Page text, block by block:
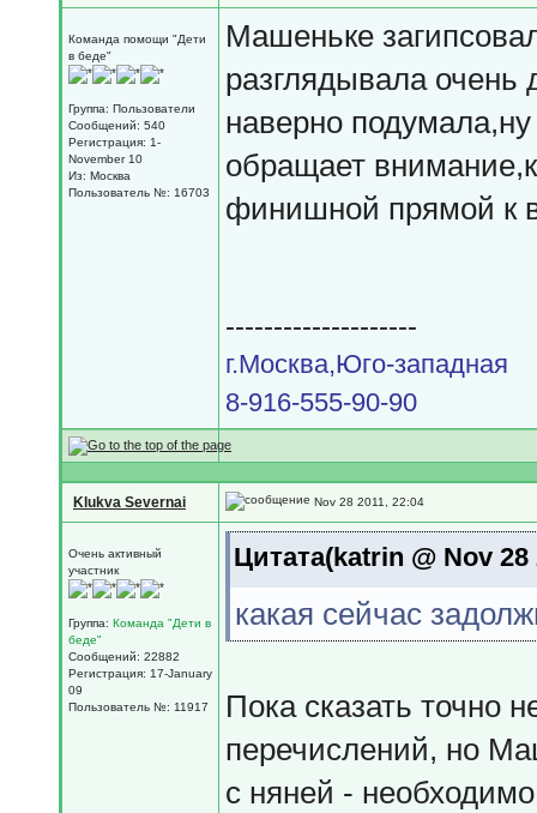
Команда помощи "Дети
в беде"
Группа: Пользователи
Сообщений: 540
Регистрация: 1-
November 10
Из: Москва
Пользователь №: 16703
Машеньке
разглядывала очень
наверно
обращает
финишной прямой к
--------------------
г.Москва,Юго-западная
8-916-555-90-90
Klukva Severnai Nov 28 2011, 22:04
Очень активный
участник
Группа: Команда "Дети в
беде"
Сообщений: 22882
Регистрация: 17-January
09
Пользователь №: 11917
Цитата(katrin @ Nov
какая сейчас
Пока сказать точно
перечислений, но
с няней -